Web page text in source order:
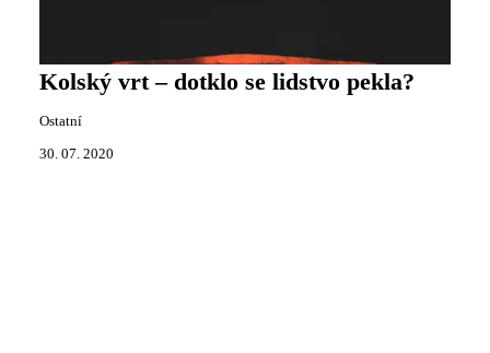
Kolský vrt – dotklo se lidstvo pekla?
Ostatní
30. 07. 2020